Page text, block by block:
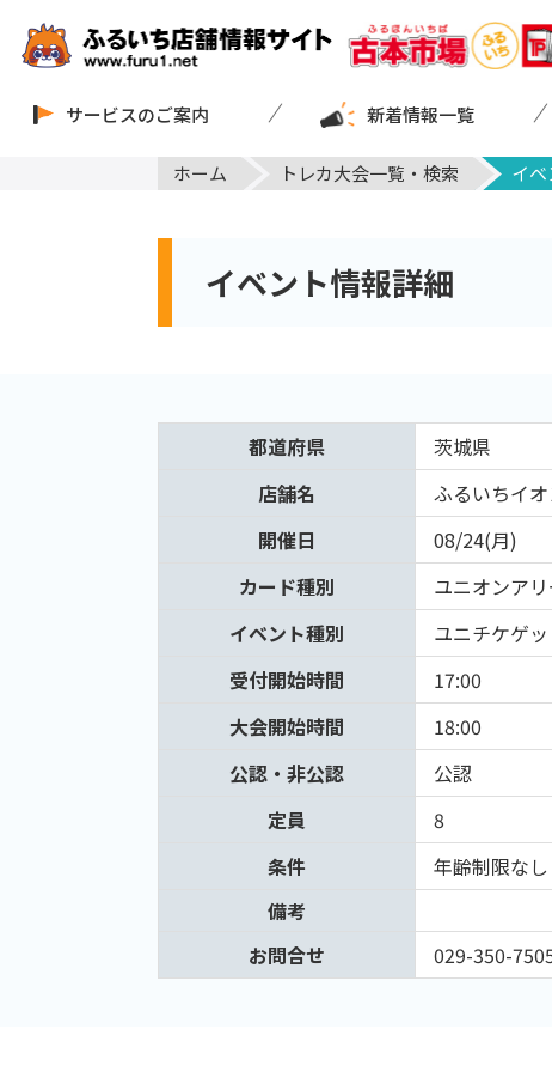
サービスのご案内 新着情報一覧
ホーム トレカ大会一覧・検索 イ
イベント情報詳細
都道府県
茨城県
店舗名
ふるいちイ
開催日
08/24(月)
カード種別
ユニオンア
イベント種別
ユニチケゲ
受付開始時間
17:00
大会開始時間
18:00
公認・非公認
公認
定員
8
条件
年齢制限なし
備考
お問合せ
029-350-